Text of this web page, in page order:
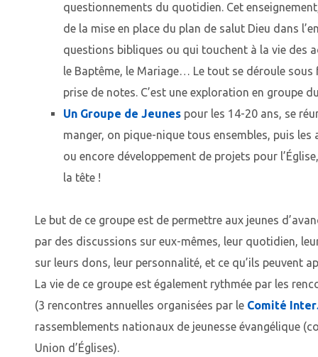
questionnements du quotidien. Cet
de la mise en place du plan de salut Dieu dans
questions bibliques ou qui touchent à la vie des
le Baptême, le Mariage… Le tout se déroule sous
prise de notes. C’est une exploration en groupe
Un Groupe de Jeunes pour les 14-20 ans, se
manger, on pique-nique tous ensembles, puis
ou encore développement de projets pour
la tête !
Le but de ce groupe est de permettre aux jeunes
par des discussions sur eux-mêmes, leur quotidien,
sur leurs dons, leur personnalité, et ce qu’ils peuvent
La vie de ce groupe est également rythmée par les
(3 rencontres annuelles organisées par le Comité
rassemblements nationaux de jeunesse évangélique
Union d’Églises).